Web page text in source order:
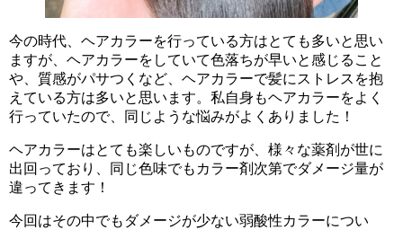
今の時代、ヘアカラーを行っている方はとても多いと思い
ますが、ヘアカラーをしていて色落ちが早いと感じること
や、質感がパサつくなど、ヘアカラーで髪にストレスを抱
えている方は多いと思います。私自身もヘアカラーをよく
行っていたので、同じような悩みがよくありました！
ヘアカラーはとても楽しいものですが、様々な薬剤が世に
出回っており、同じ色味でもカラー剤次第でダメージ量が
違ってきます！
今回はその中でもダメージが少ない弱酸性カラーについ